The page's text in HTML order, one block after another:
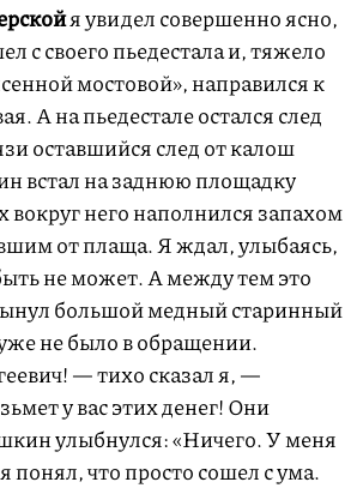
я увидел совершенно ясно,
с своего пьедестала и, тяжело
мостовой», направился к
А на пьедестале остался след
оставшийся след от калош
встал на заднюю площадку
вокруг него наполнился запахом
от плаща. Я ждал, улыбаясь,
не может. А между тем это
большой медный старинный
не было в обращении.
— тихо сказал я, —
у вас этих денег! Они
улыбнулся: «Ничего. У меня
понял, что просто сошел с ума.